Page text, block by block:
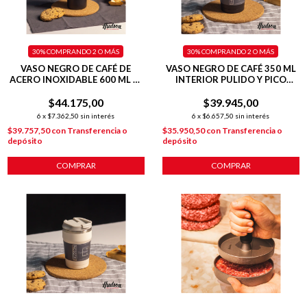
VASO NEGRO DE CAFÉ DE
ACERO INOXIDABLE 600 ML C/
$44.175,00
6 x $7.362,50 sin interés
30%COMPRANDO 2 O MÁS
$39.757,50con Transferencia o
depósito
COMPRAR
VASO NEGRO DE CAFÉ 350 ML
INTERIOR PULIDO Y PICO
$39.945,00
6 x $6.657,50 sin interés
30%COMPRANDO 2 O MÁS
$35.950,50con Transferencia o
depósito
COMPRAR